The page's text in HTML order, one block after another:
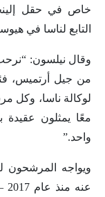
خاص في حقل
التابع لناسا في
لوكالة ناسا، وكل
واحد.”
ويواجه المرشحون